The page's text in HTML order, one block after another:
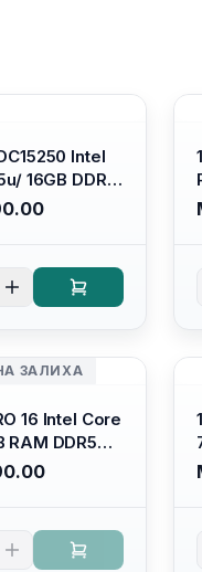
Intel
16GB DDR4
M.2 2230/
120Hz
Kb/
Ubuntu
ЗАЛИХА
16 Intel Core
RAM DDR5
GB SSD M.2
(16:10)